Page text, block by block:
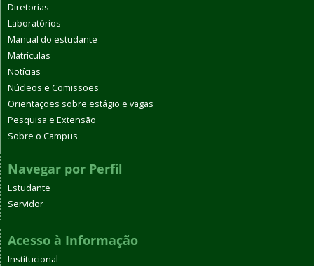
Diretorias
Laboratórios
Manual do estudante
Matrículas
Notícias
Núcleos e Comissões
Orientações sobre estágio e vagas
Pesquisa e Extensão
Sobre o Campus
Navegar por Perfil
Estudante
Servidor
Acesso à Informação
Institucional